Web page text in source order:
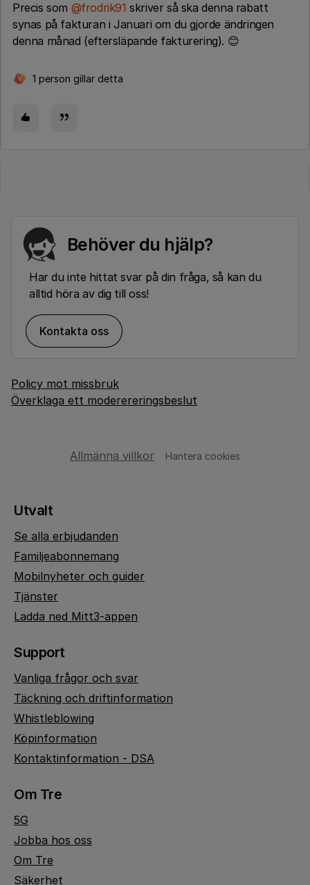
Precis som @frodrik91 skriver så ska denna rabatt
synas på fakturan i Januari om du gjorde ändringen
denna månad (eftersläpande fakturering). 😊
V 1 person gillar detta
Behöver du hjälp?
Har du inte hittat svar på din fråga, så kan du
alltid höra av dig till oss!
Kontakta oss
Policy mot missbruk
Överklaga ett moderereringsbeslut
Allmänna villkor Hantera cookies
Utvalt
Se alla erbjudanden
Familjeabonnemang
Mobilnyheter och guider
Tjänster
Ladda ned Mitt3-appen
Support
Vanliga frågor och svar
Täckning och driftinformation
Whistleblowing
Köpinformation
Kontaktinformation - DSA
Om Tre
5G
Jobba hos oss
Om Tre
Säkerhet